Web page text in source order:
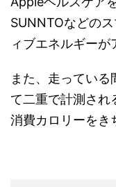
SUNNTOなどの
ィブエネルギーが
また、走ってい
て二重で計測され
消費カロリーをき